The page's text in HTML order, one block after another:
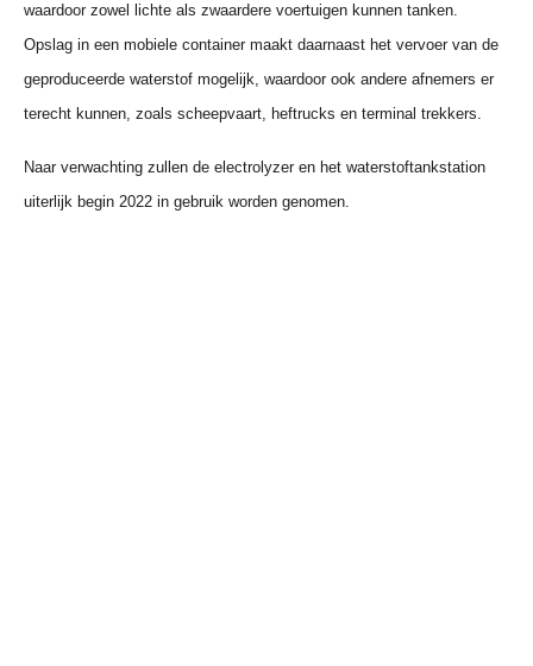
waardoor zowel lichte als zwaardere voertuigen kunnen tanken.
Opslag in een mobiele container maakt daarnaast het vervoer van de
geproduceerde waterstof mogelijk, waardoor ook andere afnemers er
terecht kunnen, zoals scheepvaart, heftrucks en terminal trekkers.
Naar verwachting zullen de electrolyzer en het waterstoftankstation
uiterlijk begin 2022 in gebruik worden genomen.